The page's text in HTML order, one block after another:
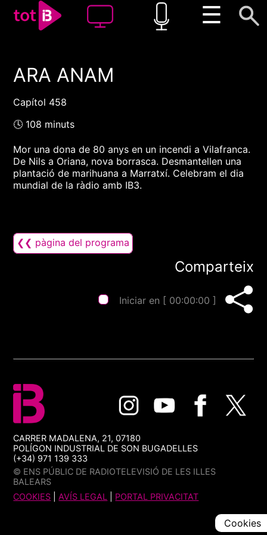
☰
00:00 00:00
ARA ANAM
Capítol 458
🕓 108 minuts
Mor una dona de 80 anys en un incendi a Vilafranca.
De Nils a Oriana, nova borrasca. Desmantellen una
plantació de marihuana a Marratxí. Celebram el dia
mundial de la ràdio amb IB3.
❮❮ pàgina del programa
Comparteix
Iniciar en [ 00:00:00 ]
CARRER MADALENA, 21, 07180
POLÍGON INDUSTRIAL DE SON BUGADELLES
(+34) 971 139 333
© ENS PÚBLIC DE RADIOTELEVISIÓ DE LES ILLES
BALEARS
COOKIES |AVÍS LEGAL PORTAL PRIVACITAT
Cookies